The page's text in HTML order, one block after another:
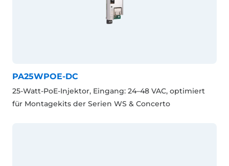
PA25WPOE-DC
25-Watt-PoE-Injektor, Eingang: 24–48 VAC, optimiert
für Montagekits der Serien WS & Concerto